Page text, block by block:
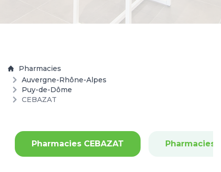
Pharmacies
Auvergne-Rhône-Alpes
Puy-de-Dôme
CEBAZAT
Pharmacies CEBAZAT Pharmacies